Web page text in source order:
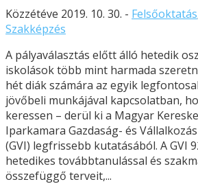
Közzétéve 2019. 10. 30. - Felsőoktatás
Szakképzés
A pályaválasztás előtt álló hetedik
iskolások több mint harmada
hét diák számára az egyik
jövőbeli munkájával kapcsolatban,
keressen – derül ki a Magyar
Iparkamara Gazdaság- és
(GVI) legfrissebb kutatásából. A GVI
hetedikes továbbtanulással és
összefüggő terveit,...